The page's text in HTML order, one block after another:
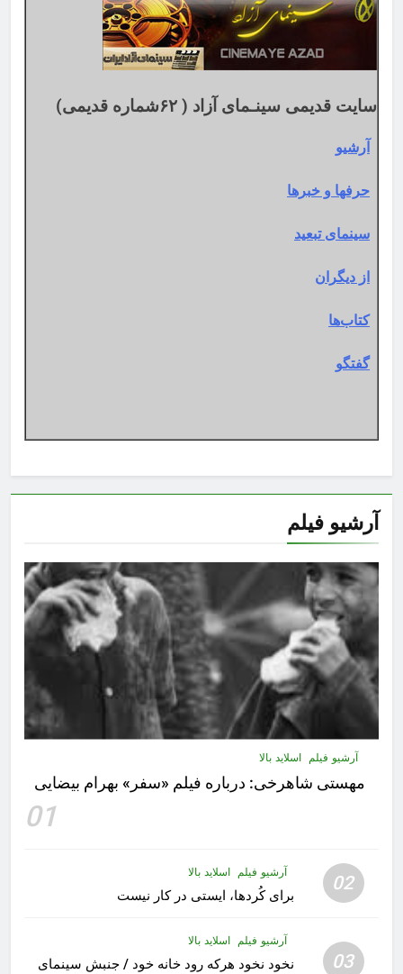
سایت قدیمی سینـمای آزاد ( ۶۲شماره قدیمی)
آرشیو
حرفها و خبرها
سینمای تبعید
از دیگران
کتاب‌ها
گفتگو
آرشیو فیلم
آرشیو فیلم اسلاید بالا
مهستى شاهرخى:‌ درباره فيلم «سفر» بهرام بیضایی
01
02 آرشیو فیلم اسلاید بالا
برای کُردها، ایستی در کار نیست
03
آرشیو فیلم اسلاید بالا
نخود نخود هرکه رود خانه خود / جنبش سینمای